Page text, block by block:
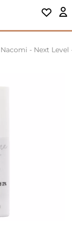
Nacomi - Next Level